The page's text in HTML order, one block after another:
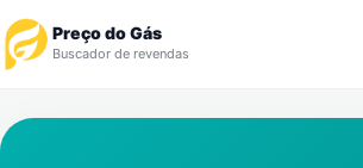
Preço do Gás
Buscador de revendas